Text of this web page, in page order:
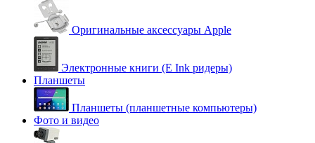
Оригинальные аксессуары Apple
Электронные книги (E Ink ридеры)
Планшеты
Планшеты (планшетные компьютеры)
Фото и видео